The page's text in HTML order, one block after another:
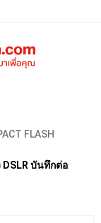
FLASH
DSLR บันทึกต่อ